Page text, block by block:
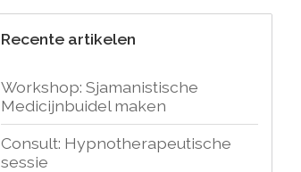
Recente artikelen
Workshop: Sjamanistische
Medicijnbuidel maken
Consult: Hypnotherapeutische
sessie